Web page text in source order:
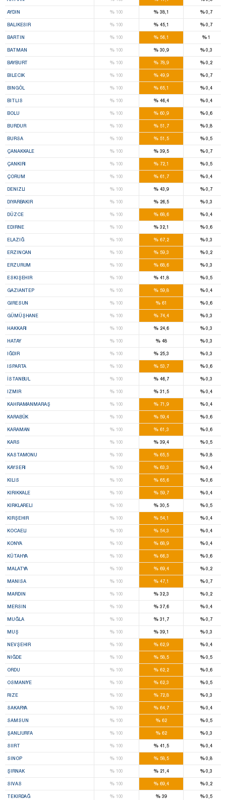
AYDIN %100 % 38,1 %0,7
BALIKESIR %100 % 45,1 %0,7
BARTIN %100 % 56,1 %1
BATMAN %100 % 30,9 %0,3
BAYBURT %100 % 78,9 %0,2
BILECIK %100 % 49,9 %0,7
BINGÖL %100 % 65,1 %0,4
BITLIS %100 % 46,4 %0,4
BOLU %100 % 60,9 %0,6
BURDUR %100 % 51,7 %0,8
BURSA %100 % 51,5 %0,5
ÇANAKKALE %100 % 39,5 %0,7
ÇANKIRI %100 % 72,1 %0,5
ÇORUM %100 % 61,7 %0,4
DENIZLI %100 % 43,9 %0,7
DIYARBAKIR %100 % 26,5 %0,3
DÜZCE %100 % 68,6 %0,4
EDIRNE %100 % 32,1 %0,6
ELAZIĞ %100 % 67,2 %0,3
ERZINCAN %100 % 59,3 %0,2
ERZURUM %100 % 68,6 %0,3
ESKIŞEHIR %100 % 41,8 %0,5
GAZIANTEP %100 % 59,8 %0,4
GIRESUN %100 % 61 %0,6
GÜMÜŞHANE %100 % 74,4 %0,3
HAKKARI %100 % 24,6 %0,3
HATAY %100 % 48 %0,3
IĞDIR %100 % 25,3 %0,3
ISPARTA %100 % 53,7 %0,6
İSTANBUL %100 % 46,7 %0,3
IZMIR %100 % 31,5 %0,4
KAHRAMANMARAŞ %100 % 71,9 %0,4
KARABÜK %100 % 59,4 %0,6
KARAMAN %100 % 61,3 %0,6
KARS %100 % 39,4 %0,5
KASTAMONU %100 % 65,5 %0,8
KAYSERI %100 % 63,3 %0,4
KILIS %100 % 65,6 %0,6
KIRIKKALE %100 % 59,7 %0,4
KIRKLARELI %100 % 30,5 %0,5
KIRŞEHIR %100 % 54,1 %0,4
KOCAELI %100 % 54,3 %0,4
KONYA %100 % 68,9 %0,4
KÜTAHYA %100 % 66,3 %0,6
MALATYA %100 % 69,4 %0,2
MANISA %100 % 47,1 %0,7
MARDIN %100 % 32,3 %0,2
MERSIN %100 % 37,6 %0,4
MUĞLA %100 % 31,7 %0,7
MUŞ %100 % 39,1 %0,3
NEVŞEHIR %100 % 62,9 %0,4
NIĞDE %100 % 58,5 %0,5
ORDU %100 % 62,2 %0,6
OSMANIYE %100 % 62,3 %0,5
RIZE %100 % 72,8 %0,3
SAKARYA %100 % 64,7 %0,4
SAMSUN %100 % 62 %0,5
ŞANLIURFA %100 % 62 %0,3
SIIRT %100 % 41,5 %0,4
SINOP %100 % 58,5 %0,8
ŞIRNAK %100 % 21,4 %0,3
SIVAS %100 % 69,4 %0,2
TEKIRDAĞ %100 % 39 %0,5